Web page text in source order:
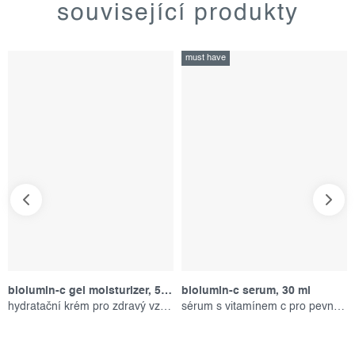
související produkty
biolumin-c gel moisturizer, 50 ml
hydratační krém pro zdravý vzhled
must have
biolumin-c serum, 30 ml
sérum s vitamínem c pro pevnou pleť